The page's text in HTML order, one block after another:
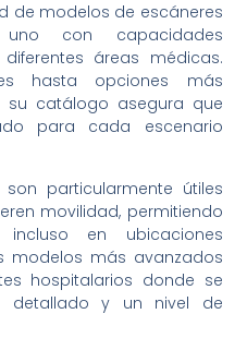
de modelos de escáneres
con capacidades
áreas médicas.
hasta opciones más
su catálogo asegura que
para cada escenario
particularmente útiles
movilidad, permitiendo
en ubicaciones
modelos más avanzados
hospitalarios donde se
detallado y un nivel de